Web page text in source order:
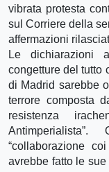
vibrata protesta
sul Corriere della
affermazioni
Le dichiarazioni
congetture del tutto
di Madrid sarebbe
terrore composta
resistenza
“collaborazione
avrebbe fatto le